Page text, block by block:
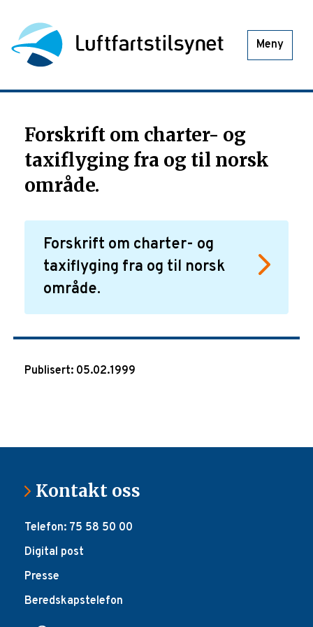
Meny
Forskrift om charter- og
taxiflyging fra og til norsk
område.
Forskrift om charter- og
taxiflyging fra og til norsk
område.
Publisert: 05.02.1999
Kontakt oss
Telefon: 75 58 50 00
Digital post
Presse
Beredskapstelefon